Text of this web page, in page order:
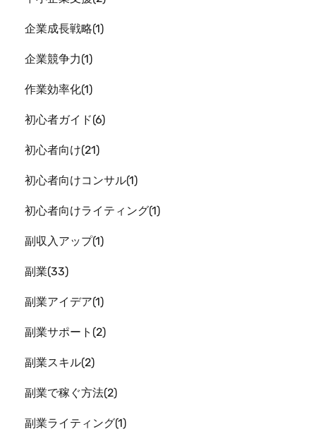
企業成長戦略 1
企業競争力 1
作業効率化 1
初心者ガイド 6
初心者向け 21
初心者向けコンサル 1
初心者向けライティング 1
副収入アップ 1
副業 33
副業アイデア 1
副業サポート 2
副業スキル 2
副業で稼ぐ方法 2
副業ライティング 1